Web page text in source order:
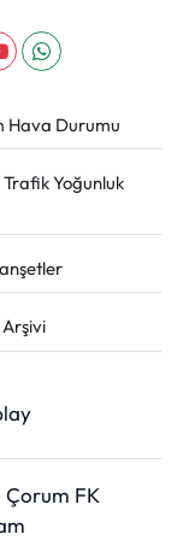
Hava Durumu
Yoğunluk
Çorum FK